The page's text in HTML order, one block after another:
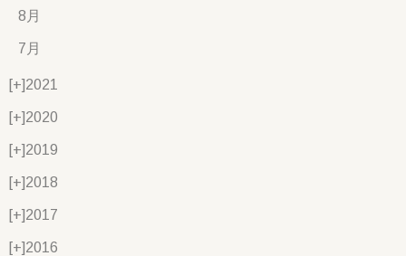
8月
7月
[+]2021
[+]2020
[+]2019
[+]2018
[+]2017
[+]2016